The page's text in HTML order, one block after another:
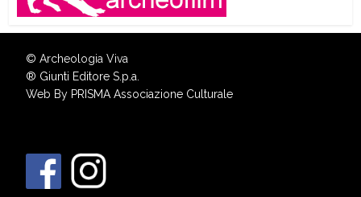
© Archeologia Viva
® Giunti Editore S.p.a.
Web By PRISMA Associazione Culturale